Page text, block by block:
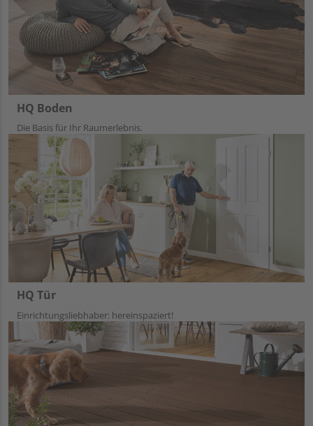
HQ Boden
Die Basis für Ihr Raumerlebnis.
HQ Tür
Einrichtungsliebhaber: hereinspaziert!